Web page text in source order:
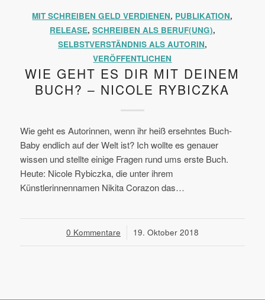
MIT SCHREIBEN GELD VERDIENEN, PUBLIKATION,
RELEASE, SCHREIBEN ALS BERUF(UNG),
SELBSTVERSTÄNDNIS ALS AUTORIN,
VERÖFFENTLICHEN
WIE GEHT ES DIR MIT DEINEM
BUCH? – NICOLE RYBICZKA
Wie geht es Autorinnen, wenn ihr heiß ersehntes Buch-
Baby endlich auf der Welt ist? Ich wollte es genauer
wissen und stellte einige Fragen rund ums erste Buch.
Heute: Nicole Rybiczka, die unter ihrem
Künstlerinnennamen Nikita Corazon das…
0 Kommentare
/ 19. Oktober 2018